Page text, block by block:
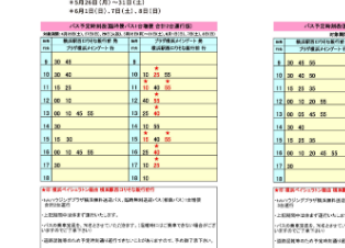
31社 55棟
モデルハウス一覧へ